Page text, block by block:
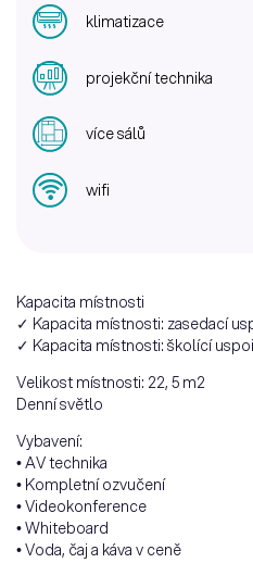
klimatizace
projekční technika
více sálů
wifi
Kapacita místnosti
✓ Kapacita místnosti: zasedací
✓ Kapacita místnosti: školící
Velikost místnosti: 22, 5 m2
Denní světlo
Vybavení:
• AV technika
• Kompletní ozvučení
• Videokonference
• Whiteboard
• Voda, čaj a káva v ceně